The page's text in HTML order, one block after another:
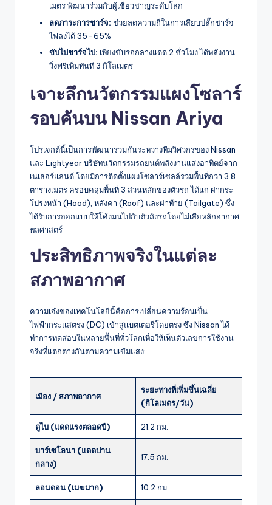
เมตร พัฒนาร่วมกับผู้เชี่ยวชาญระดับโลก
ลดภาระการชาร์จ: ช่วยลดความถี่ในการเสียบปลั๊กชาร์จ
ไฟลงได้ 35–65%
ขับไปชาร์จไป: เพียงขับรถกลางแดด 2 ชั่วโมง ได้พลังงาน
วิ่งฟรีเพิ่มทันที 3 กิโลเมตร
เจาะลึกนวัตกรรมแผงโซลาร์
รอบคันบน Nissan Ariya
โปรเจกต์นี้เป็นการพัฒนาร่วมกันระหว่างทีมวิศวกรของ Nissan
และ Lightyear บริษัทนวัตกรรมรถยนต์พลังงานแสงอาทิตย์จาก
เนเธอร์แลนด์ โดยมีการติดตั้งแผงโซลาร์เซลล์รวมพื้นที่กว่า 3.8
ตารางเมตร ครอบคลุมพื้นที่ 3 ส่วนหลักของตัวรถ ได้แก่ ฝากระ
โปรงหน้า (Hood), หลังคา (Roof) และฝาท้าย (Tailgate) ซึ่ง
ได้รับการออกแบบให้โค้งมนไปกับตัวถังรถโดยไม่เสียหลักอากาศ
พลศาสตร์
ประสิทธิภาพจริงในแต่ละ
สภาพอากาศ
ความเจ๋งของเทคโนโลยีนี้คือการเปลี่ยนความร้อนเป็น
ไฟฟ้ากระแสตรง (DC) เข้าสู่แบตเตอรี่โดยตรง ซึ่ง Nissan ได้
ทำการทดสอบในหลายพื้นที่ทั่วโลกเพื่อให้เห็นตัวเลขการใช้งาน
จริงที่แตกต่างกันตามความเข้มแสง:
เมือง / สภาพอากาศ
ระยะทางที่เพิ่มขึ้นเฉลี่ย
(กิโลเมตร/วัน)
ดูไบ (แดดแรงตลอดปี) 21.2 กม.
บาร์เซโลนา (แดดปาน
กลาง)
17.5 กม.
ลอนดอน (เมฆมาก) 10.2 กม.